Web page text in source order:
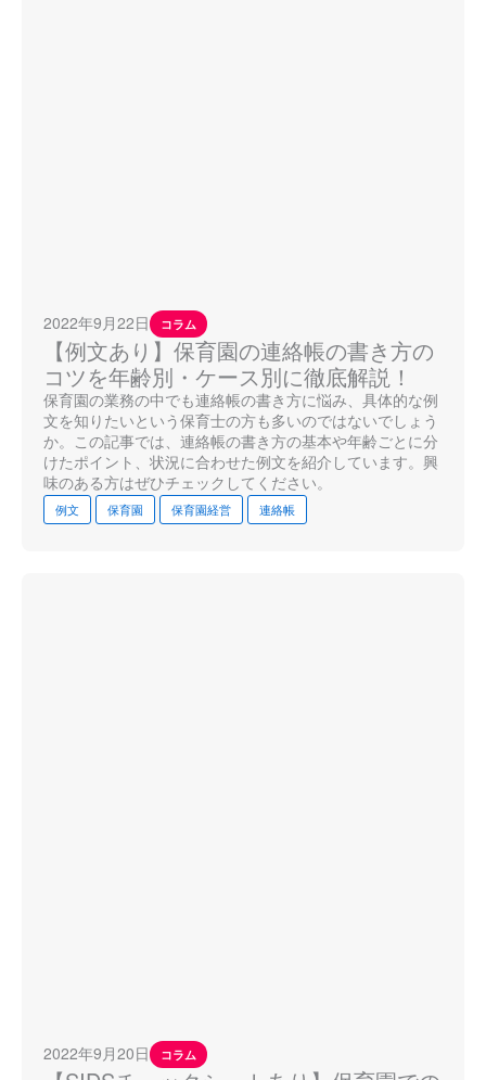
2022年9月22日 コラム
【例文あり】保育園の連絡帳の書き方の
コツを年齢別・ケース別に徹底解説！
保育園の業務の中でも連絡帳の書き方に悩み、具体的な例
文を知りたいという保育士の方も多いのではないでしょう
か。この記事では、連絡帳の書き方の基本や年齢ごとに分
けたポイント、状況に合わせた例文を紹介しています。興
味のある方はぜひチェックしてください。
例文 保育園 保育園経営 連絡帳
2022年9月20日 コラム